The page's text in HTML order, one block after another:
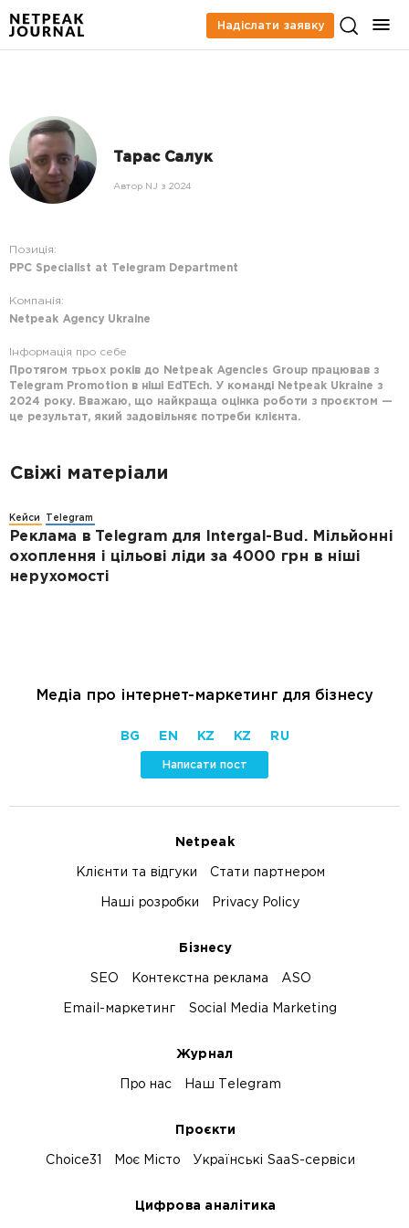
Надіслати заявку
Тарас Салук
Автор NJ з 2024
Позиція:
PPC Specialist at Telegram Department
Компанія:
Netpeak Agency Ukraine
Інформація про себе
Протягом трьох років до Netpeak Agencies Group працював з
Telegram Promotion в ніші EdTEch. У команді Netpeak Ukraine з
2024 року. Вважаю, що найкраща оцінка роботи з проєктом —
це результат, який задовільняє потреби клієнта.
Свіжі матеріали
Кейси Telegram
Реклама в Telegram для Intergal-Bud. Мільйонні
охоплення і цільові ліди за 4000 грн в ніші
нерухомості
Медіа про інтернет-маркетинг для бізнесу
BG EN KZ KZ RU
Написати пост
Netpeak
Клієнти та відгуки Стати партнером
Наші розробки Privacy Policy
Бізнесу
SEO Контекстна реклама ASO
Email-маркетинг Social Media Marketing
Журнал
Про нас Наш Telegram
Проєкти
Choice31 Моє Місто Українські SaaS-сервіси
Цифрова аналітика